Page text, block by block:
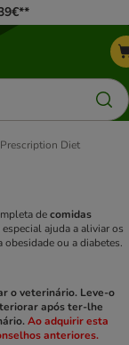
Diet
decomidas
ajuda a aliviar os
ou a diabetes.
o veterinário. Leve-o
após ter-lhe
Ao adquirir esta
anteriores.